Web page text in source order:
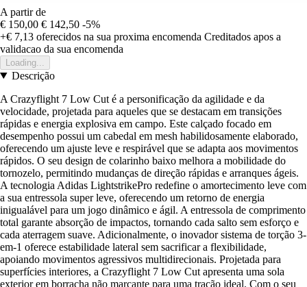
A partir de
€ 150,00 € 142,50 -5%
+€ 7,13 oferecidos na sua proxima encomenda Creditados apos a
validacao da sua encomenda
Loading...
Descrição
A Crazyflight 7 Low Cut é a personificação da agilidade e da
velocidade, projetada para aqueles que se destacam em transições
rápidas e energia explosiva em campo. Este calçado focado em
desempenho possui um cabedal em mesh habilidosamente elaborado,
oferecendo um ajuste leve e respirável que se adapta aos movimentos
rápidos. O seu design de colarinho baixo melhora a mobilidade do
tornozelo, permitindo mudanças de direção rápidas e arranques ágeis.
A tecnologia Adidas LightstrikePro redefine o amortecimento leve com
a sua entressola super leve, oferecendo um retorno de energia
inigualável para um jogo dinâmico e ágil. A entressola de comprimento
total garante absorção de impactos, tornando cada salto sem esforço e
cada aterragem suave. Adicionalmente, o inovador sistema de torção 3-
em-1 oferece estabilidade lateral sem sacrificar a flexibilidade,
apoiando movimentos agressivos multidirecionais. Projetada para
superfícies interiores, a Crazyflight 7 Low Cut apresenta uma sola
exterior em borracha não marcante para uma tração ideal. Com o seu